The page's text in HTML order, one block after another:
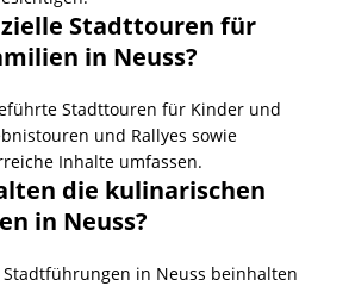
Stadttouren für
in Neuss?
Stadttouren für Kinder und
und Rallyes sowie
Inhalte umfassen.
die kulinarischen
in Neuss?
in Neuss beinhalten